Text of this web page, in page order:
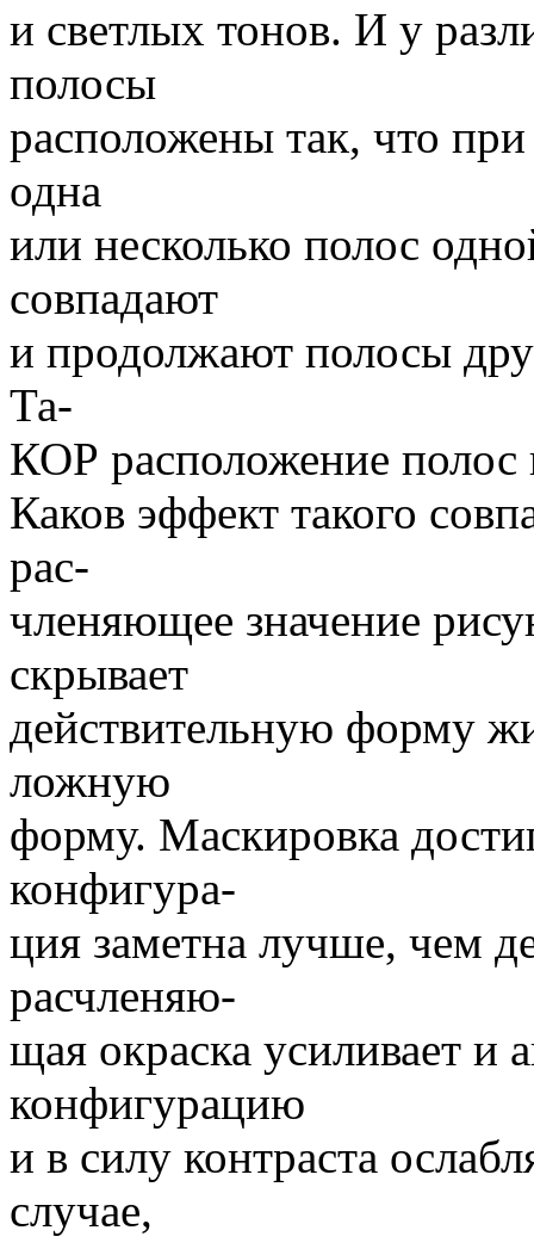
и светлых тонов. И у
полосы
расположены так, что
одна
или несколько полос
совпадают
и продолжают полосы
Та-
КОР расположение полос
Каков эффект такого
рас-
членяющее значение
скрывает
действительную форму
ложную
форму. Маскировка
конфигура-
ция заметна лучше, чем
расчленяю-
щая окраска усиливает и
конфигурацию
и в силу контраста
случае,